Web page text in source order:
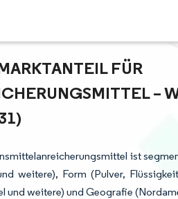
FÜR L
–
ist
weitere), Form (Pulver,
und weitere) und Geografie